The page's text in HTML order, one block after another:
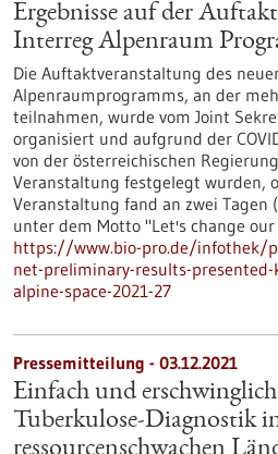
Ergebnisse auf der
Interreg Alpenraum
Die Auftaktveranstaltung des
Alpenraumprogramms, an der
teilnahmen, wurde vom Joint
organisiert und aufgrund der
von der österreichischen
Veranstaltung festgelegt wurden,
Veranstaltung fand an zwei Tagen
unter dem Motto "Let's change
https://www.bio-pro.de/infothek/
net-preliminary-results-
alpine-space-2021-27
Pressemitteilung - 03.12.2021
Einfach und
Tuberkulose-Diagnostik